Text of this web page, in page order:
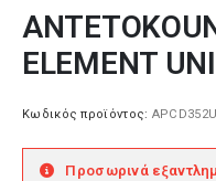
ELEMENT
Κωδικός προϊόντος:
Προσωρινά